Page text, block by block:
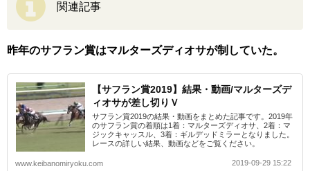
関連記事
昨年のサフラン賞はマルターズディオサが制していた。
【サフラン賞2019】結果・動画/マルターズデ
ィオサが差し切りＶ
サフラン賞2019の結果・動画をまとめた記事です。2019年
のサフラン賞の着順は1着：マルターズディオサ、2着：マ
ジックキャッスル、3着：ギルデッドミラーとなりました。
レースの詳しい結果、動画などをご覧ください。
www.keibanomiryoku.com 2019-09-29 15:22